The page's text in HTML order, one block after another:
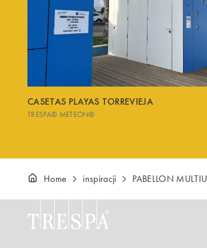
CASETAS PLAYAS TORREVIEJA
TRESPA® METEON®
Home inspiracji PABELLON